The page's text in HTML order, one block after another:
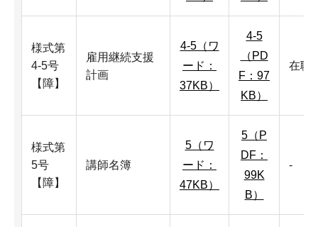
様式第
4-5号
【障】
雇用継続支援
計画
4-5（ワ
ード：
37KB）
4-5
（PD
F：97
KB）
在職
様式第
5号
【障】
講師名簿
5（ワ
ード：
47KB）
5（P
DF：
99K
B）
-